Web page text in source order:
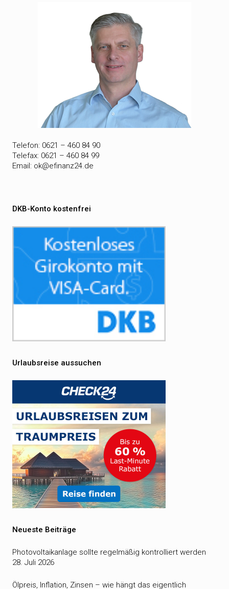
Telefon: 0621 – 460 84 90
Telefax: 0621 – 460 84 99
Email: ok@efinanz24.de
DKB-Konto kostenfrei
Urlaubsreise aussuchen
Neueste Beiträge
Photovoltaikanlage sollte regelmäßig kontrolliert werden
28. Juli 2026
Ölpreis, Inflation, Zinsen – wie hängt das eigentlich